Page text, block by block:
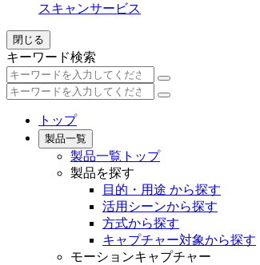
スキャンサービス
閉じる
キーワード検索
トップ
製品一覧
製品一覧トップ
製品を探す
目的・用途 から探す
活用シーンから探す
方式から探す
キャプチャー対象から探す
モーションキャプチャー